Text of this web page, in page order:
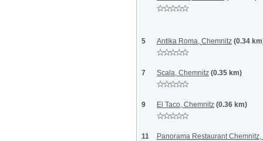
5 Antika Roma, Chemnitz (0.34
7 Scala, Chemnitz (0.35 km)
9 El Taco, Chemnitz (0.36 km)
11 Panorama Restaurant